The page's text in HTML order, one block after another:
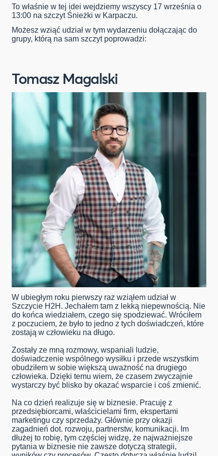
To właśnie w tej idei wejdziemy wszyscy 17 września o
13:00 na szczyt Śnieżki w Karpaczu.
Możesz wziąć udział w tym wydarzeniu dołączając do
grupy, którą na sam szczyt poprowadzi:
Tomasz Magalski
W ubiegłym roku pierwszy raz wziąłem udział w
Szczycie H2H. Jechałem tam z lekką niepewnością. Nie
do końca wiedziałem, czego się spodziewać. Wróciłem
z poczuciem, że było to jedno z tych doświadczeń, które
zostają w człowieku na długo.
Zostały ze mną rozmowy, wspaniali ludzie,
doświadczenie wspólnego wysiłku i przede wszystkim
obudziłem w sobie większą uważność na drugiego
człowieka. Dzięki temu wiem, że czasem zwyczajnie
wystarczy być blisko by okazać wsparcie i coś zmienić.
Na co dzień realizuje się w biznesie. Pracuję z
przedsiębiorcami, właścicielami firm, ekspertami
marketingu czy sprzedaży. Głównie przy okazji
zagadnień dot. rozwoju, partnerstw, komunikacji. Im
dłużej to robię, tym częściej widzę, że najważniejsze
pytania w biznesie nie zawsze dotyczą strategii,